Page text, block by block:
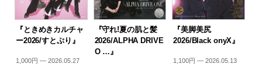
『ときめきカルチャ
ー2026/すとぷり』
1,000円 — 2026.05.27
『守れ!夏の肌と髪
2026/ALPHA DRIVE
O …』
『美脚美尻
2026/Black onyX』
1,100円 — 2026.05.13